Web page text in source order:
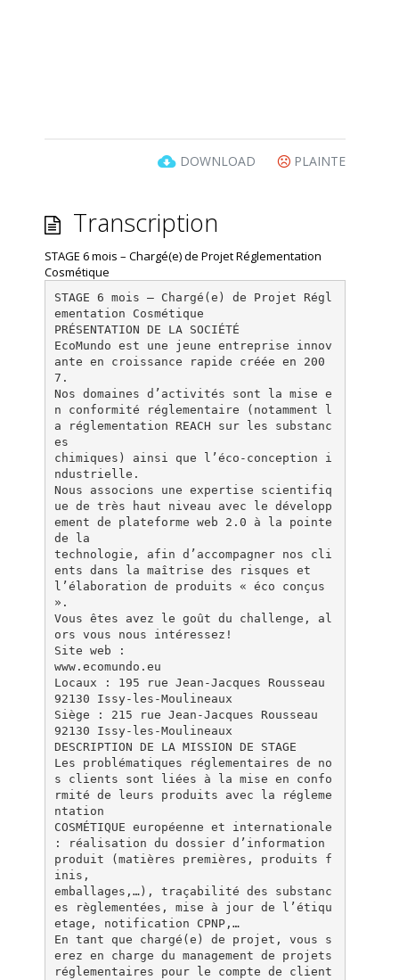
DOWNLOAD PLAINTE
Transcription
STAGE 6 mois – Chargé(e) de Projet Réglementation
Cosmétique
STAGE 6 mois – Chargé(e) de Projet Régl
ementation Cosmétique
PRÉSENTATION DE LA SOCIÉTÉ
EcoMundo est une jeune entreprise innov
ante en croissance rapide créée en 200
7.
Nos domaines d’activités sont la mise e
n conformité réglementaire (notamment l
a réglementation REACH sur les substanc
es
chimiques) ainsi que l’éco-conception i
ndustrielle.
Nous associons une expertise scientifiq
ue de très haut niveau avec le développ
ement de plateforme web 2.0 à la pointe
de la
technologie, afin d’accompagner nos cli
ents dans la maîtrise des risques et
l’élaboration de produits « éco conçus
».
Vous êtes avez le goût du challenge, al
ors vous nous intéressez!
Site web :
www.ecomundo.eu
Locaux : 195 rue Jean-Jacques Rousseau
92130 Issy-les-Moulineaux
Siège : 215 rue Jean-Jacques Rousseau
92130 Issy-les-Moulineaux
DESCRIPTION DE LA MISSION DE STAGE
Les problématiques réglementaires de no
s clients sont liées à la mise en confo
rmité de leurs produits avec la régleme
ntation
COSMÉTIQUE européenne et internationale
: réalisation du dossier d’information
produit (matières premières, produits f
inis,
emballages,…), traçabilité des substanc
es règlementées, mise à jour de l’étiqu
etage, notification CPNP,…
En tant que chargé(e) de projet, vous s
erez en charge du management de projets
réglementaires pour le compte de client